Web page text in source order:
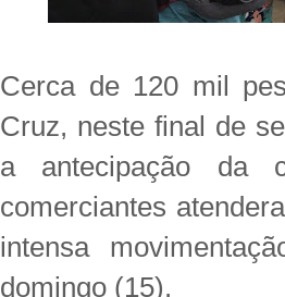
Cerca de 120 mil
Cruz, neste final de
a antecipação da
comerciantes
intensa
domingo (15).